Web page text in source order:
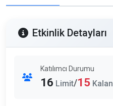
Etkinlik Detayları
Katılımcı Durumu
16 Limit/15 Kalan